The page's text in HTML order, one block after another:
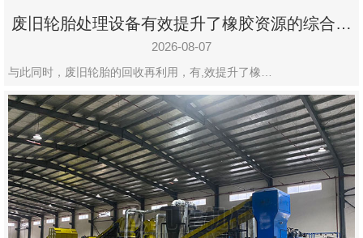
设
有
限
公
司
豫
ICP
废旧轮胎处理设备有效提升了橡胶资源的综合利
用率
2026-08-07
与此同时，废旧轮胎的回收再利用，有,效提升了橡…